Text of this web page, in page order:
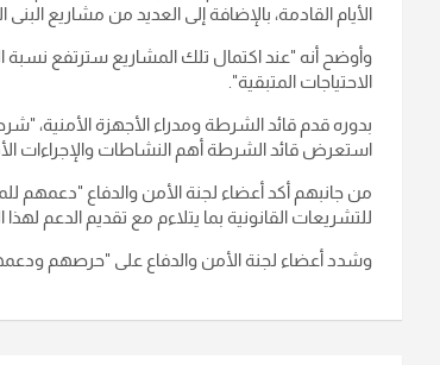
الأيام القادمة، بالإضافة إلى العديد من مشاريع البنى
الاحتياجات المتبقية".
بدوره قدم قائد الشرطة ومدراء الأجهزة الأمنية،
استعرض قائد الشرطة أهم النشاطات والإجراءات
من جانبهم أكد أعضاء لجنة الأمن والدفاع "دعمهم
للتشريعات القانونية بما يتلاءم مع تقديم الدعم
وشدد أعضاء لجنة الأمن والدفاع على "حرصهم